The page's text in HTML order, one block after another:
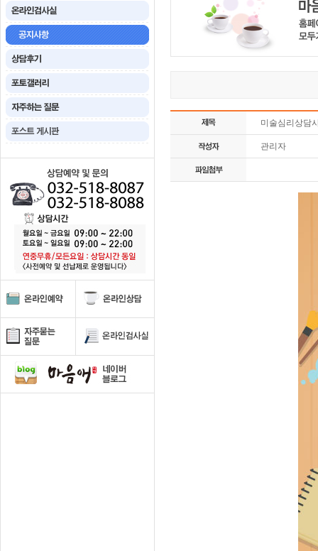
미술심리상담
관리자